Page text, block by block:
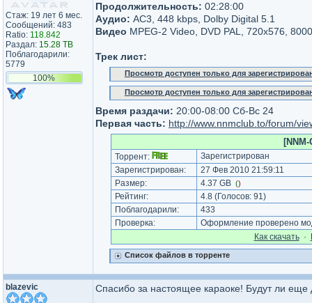
Стаж: 19 лет 6 мес.
Сообщений: 483
Ratio: 118.842
Раздал: 15.28 TB
Поблагодарили:
5779
100%
Продолжительность: 02:28:00
Аудио: AC3, 448 kbps, Dolby Digital 5.1
Видео MPEG-2 Video, DVD PAL, 720х576,
Трек лист:
Просмотр доступен только для
Просмотр доступен только для
Время раздачи: 20:00-08:00 Сб-Вс 24
Первая часть: http://www.nnmclub.to/forum/
Торрент:
Зарегистрирован
Зарегистрирован:
27 Фев 2010 21:59:11
Размер:
4.37 GB ()
Рейтинг: 4.8 (Голосов: 91)
Поблагодарили:
433
Проверка:
Оформление проверено
Как cкачать·
Список файлов в торренте
blazevic Спасибо за настоящее караоке! Будут ли еще